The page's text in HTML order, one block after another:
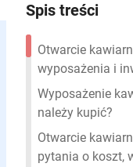
Spis treści
Otwarcie
wyposażenia i
Wyposażenie
należy kupić?
Otwarcie
pytania o koszt,